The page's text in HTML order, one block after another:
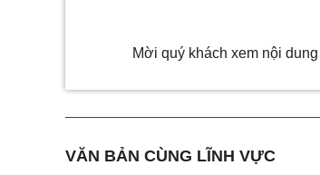
Mời quý khách xem nội dung
VĂN BẢN CÙNG LĨNH VỰC